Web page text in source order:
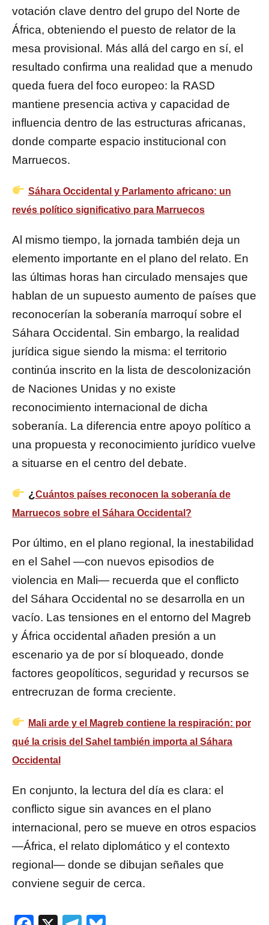
votación clave dentro del grupo del Norte de
África, obteniendo el puesto de relator de la
mesa provisional. Más allá del cargo en sí, el
resultado confirma una realidad que a menudo
queda fuera del foco europeo: la RASD
mantiene presencia activa y capacidad de
influencia dentro de las estructuras africanas,
donde comparte espacio institucional con
Marruecos.
Sáhara Occidental y Parlamento africano: un
revés político significativo para Marruecos
Al mismo tiempo, la jornada también deja un
elemento importante en el plano del relato. En
las últimas horas han circulado mensajes que
hablan de un supuesto aumento de países que
reconocerían la soberanía marroquí sobre el
Sáhara Occidental. Sin embargo, la realidad
jurídica sigue siendo la misma: el territorio
continúa inscrito en la lista de descolonización
de Naciones Unidas y no existe
reconocimiento internacional de dicha
soberanía. La diferencia entre apoyo político a
una propuesta y reconocimiento jurídico vuelve
a situarse en el centro del debate.
¿Cuántos países reconocen la soberanía de
Marruecos sobre el Sáhara Occidental?
Por último, en el plano regional, la inestabilidad
en el Sahel —con nuevos episodios de
violencia en Mali— recuerda que el conflicto
del Sáhara Occidental no se desarrolla en un
vacío. Las tensiones en el entorno del Magreb
y África occidental añaden presión a un
escenario ya de por sí bloqueado, donde
factores geopolíticos, seguridad y recursos se
entrecruzan de forma creciente.
Mali arde y el Magreb contiene la respiración: por
qué la crisis del Sahel también importa al Sáhara
Occidental
En conjunto, la lectura del día es clara: el
conflicto sigue sin avances en el plano
internacional, pero se mueve en otros espacios
—África, el relato diplomático y el contexto
regional— donde se dibujan señales que
conviene seguir de cerca.